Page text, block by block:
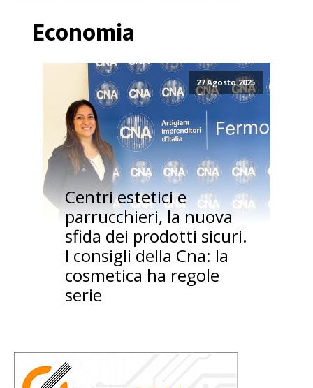
Economia
27 Agosto 2025
Centri estetici e
parrucchieri, la nuova
sfida dei prodotti sicuri.
I consigli della Cna: la
cosmetica ha regole
serie